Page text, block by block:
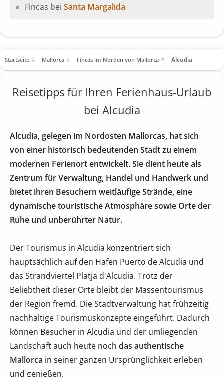
Fincas bei Santa Margalida
Startseite Mallorca Fincas im Norden von Mallorca Alcudia
Reisetipps für Ihren Ferienhaus-Urlaub
bei Alcudia
Alcudia, gelegen im Nordosten Mallorcas, hat sich
von einer historisch bedeutenden Stadt zu einem
modernen Ferienort entwickelt. Sie dient heute als
Zentrum für Verwaltung, Handel und Handwerk und
bietet ihren Besuchern weitläufige Strände, eine
dynamische touristische Atmosphäre sowie Orte der
Ruhe und unberührter Natur.
Der Tourismus in Alcudia konzentriert sich
hauptsächlich auf den Hafen Puerto de Alcudia und
das Strandviertel Platja d'Alcudia. Trotz der
Beliebtheit dieser Orte bleibt der Massentourismus
der Region fremd. Die Stadtverwaltung hat frühzeitig
nachhaltige Tourismuskonzepte eingeführt. Dadurch
können Besucher in Alcudia und der umliegenden
Landschaft auch heute noch das authentische
Mallorca in seiner ganzen Ursprünglichkeit erleben
und genießen.